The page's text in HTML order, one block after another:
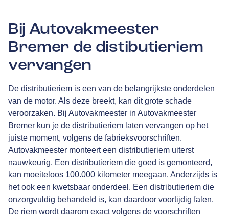
Bij Autovakmeester
Bremer de distibutieriem
vervangen
De distributieriem is een van de belangrijkste onderdelen
van de motor. Als deze breekt, kan dit grote schade
veroorzaken. Bij Autovakmeester in Autovakmeester
Bremer kun je de distributieriem laten vervangen op het
juiste moment, volgens de fabrieksvoorschriften.
Autovakmeester monteert een distributieriem uiterst
nauwkeurig. Een distributieriem die goed is gemonteerd,
kan moeiteloos 100.000 kilometer meegaan. Anderzijds is
het ook een kwetsbaar onderdeel. Een distributieriem die
onzorgvuldig behandeld is, kan daardoor voortijdig falen.
De riem wordt daarom exact volgens de voorschriften